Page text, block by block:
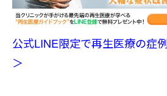
公式LINE限定で再生医療の症
＞